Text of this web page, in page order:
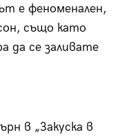
е феноменален,
също като
да се заливате
в „Закуска в